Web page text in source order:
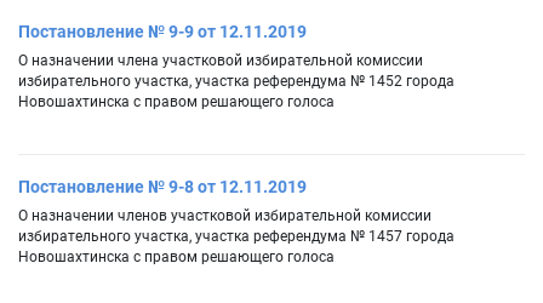
Постановление № 9-9 от 12.11.2019
О назначении члена участковой избирательной комиссии
избирательного участка, участка референдума № 1452 города
Новошахтинска с правом решающего голоса
Постановление № 9-8 от 12.11.2019
О назначении членов участковой избирательной комиссии
избирательного участка, участка референдума № 1457 города
Новошахтинска с правом решающего голоса